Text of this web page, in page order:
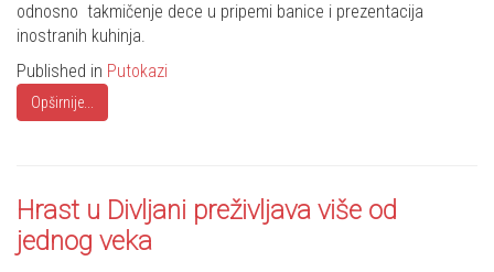
odnosno takmičenje dece u pripemi banice i prezentacija
inostranih kuhinja.
Published in Putokazi
Opširnije...
Hrast u Divljani preživljava više od
jednog veka